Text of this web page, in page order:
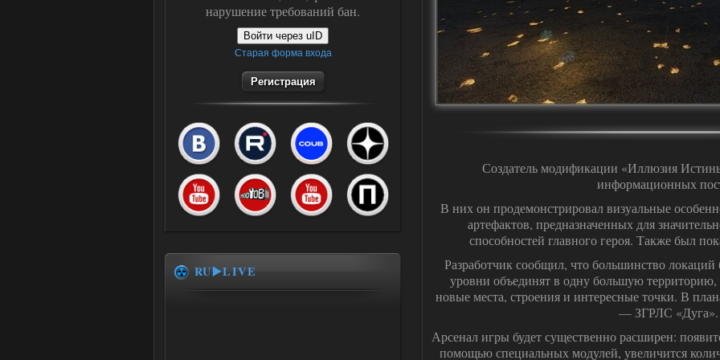
Создатель модификации «Иллюзия
информационных
В них он продемонстрировал визуальные
артефактов, предназначенных для
способностей главного героя. Также был
Разработчик сообщил, что большинство локаций
уровни объединят в одну большую территорию,
новые места, строения и интересные точки. В
— ЗГРЛС «Дуга».
Арсенал игры будет существенно расширен:
помощью специальных модулей, увеличится
нарушение требований бан.
Войти через uID
Старая форма входа
Регистрация
RU▶️LIVE